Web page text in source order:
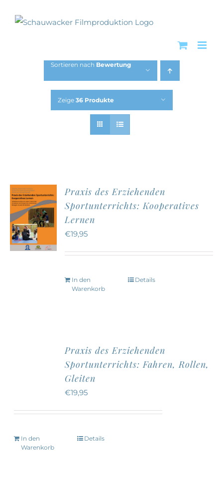
Inhalt
Sortieren nach Bewertung
Zeige 36 Produkte
Praxis des Erziehenden
Sportunterrichts: Kooperatives
Lernen
€19,95
In den
Warenkorb
Details
Praxis des Erziehenden
Sportunterrichts: Fahren, Rollen,
Gleiten
€19,95
In den
Warenkorb
Details